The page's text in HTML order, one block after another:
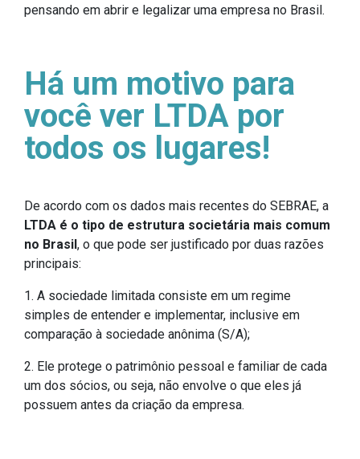
pensando em abrir e legalizar uma empresa no Brasil.
Há um motivo para
você ver LTDA por
todos os lugares!
De acordo com os dados mais recentes do SEBRAE, a
LTDA é o tipo de estrutura societária mais comum
no Brasil, o que pode ser justificado por duas razões
principais:
1. A sociedade limitada consiste em um regime
simples de entender e implementar, inclusive em
comparação à sociedade anônima (S/A);
2. Ele protege o patrimônio pessoal e familiar de cada
um dos sócios, ou seja, não envolve o que eles já
possuem antes da criação da empresa.